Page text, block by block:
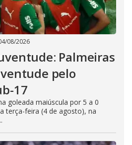
08/2026
Palmeiras
pelo
17
goleada maiúscula por 5 a 0
terça-feira (4 de agosto), na